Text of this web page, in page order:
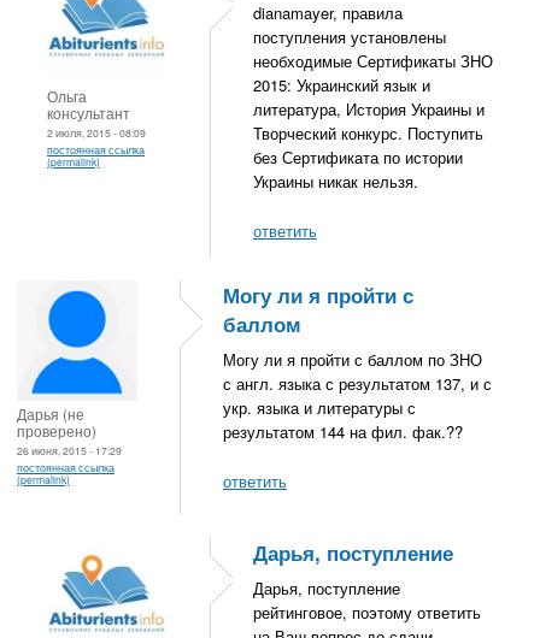
Ольга
консультант
2 июля, 2015 - 08:09
постоянная ссылка
(permalink)
dianamayer, правила
поступления установлены
необходимые Сертификаты ЗНО
2015: Украинский язык и
литература, История Украины и
Творческий конкурс. Поступить
без Сертификата по истории
Украины никак нельзя.
ответить
Дарья (не
проверено)
26 июня, 2015 - 17:29
постоянная ссылка
(permalink)
Могу ли я пройти с
баллом
Могу ли я пройти с баллом по ЗНО
с англ. языка с результатом 137, и с
укр. языка и литературы с
результатом 144 на фил. фак.??
ответить
Дарья, поступление
Дарья, поступление
рейтинговое, поэтому ответить